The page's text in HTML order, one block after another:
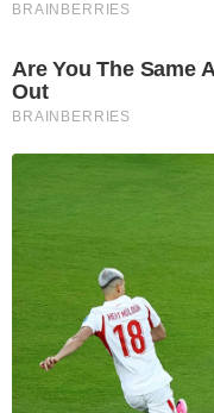
BRAINBERRIES
Are You The Same
Out
BRAINBERRIES